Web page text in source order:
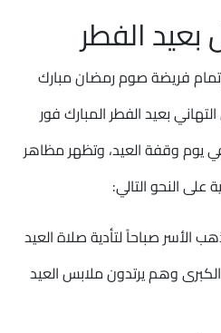
بعيد الفطر
فريضة صوم رمضان مبارك
بعيد الفطر المبارك فور
يوم وقفة العيد، وتظهر مظاهر
على النحو التالي:
الأسر صباحاً لتأدية صلاة العيد
وهم يرتدون ملابس العيد